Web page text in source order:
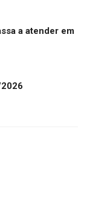
a atender em